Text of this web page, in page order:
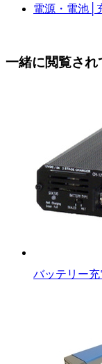
電源・電池
一緒に閲覧され
バッテリー充